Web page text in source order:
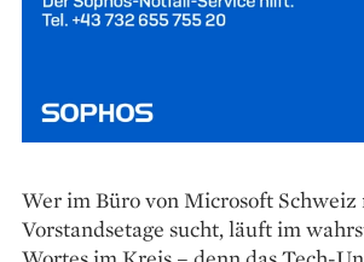
Wer im Büro von Microsoft Schweiz
Vorstandsetage sucht, läuft im